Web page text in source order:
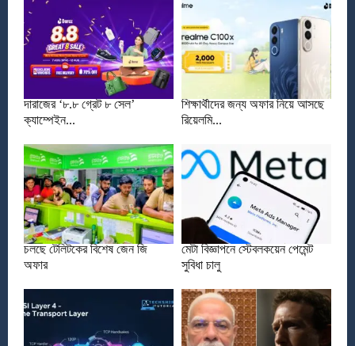
দারাজের ‘৮.৮ গ্রেট ৮ সেল’
ক্যাম্পেইন...
শিক্ষার্থীদের জন্য অফার নিয়ে আসছে
রিয়েলমি...
চলছে টেলিটকের বিশেষ জেন জি
অফার
মেটা বিজ্ঞাপনে স্টেবলকয়েন পেমেন্ট
সুবিধা চালু